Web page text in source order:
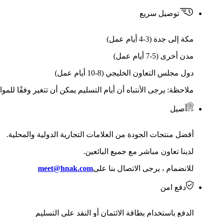
توصيل سريع
مكة إلى جدة (3-4 أيام عمل)
مدن أخرى (5-7 أيام عمل)
دول مجلس التعاون الخليجي (8-10 أيام عمل)
ملاحظة: يرجى الأنتباه أن أيام التسليم يمكن أن تتغير وفقًا
أصيل
أفضل منتجات الجودة من العلامات التجارية الدولية والمحلية.
لدينا تعاون مباشر مع جميع البائعين.
للانضمام ، يرجى الاتصال بنا علىmeet@hnak.com
دفع امن
الدفع باستخدام بطاقة الائتمان أو النقد على التسليم